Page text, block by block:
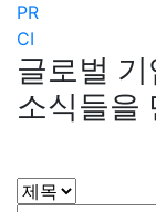
PR
CI
글로벌
소식들을